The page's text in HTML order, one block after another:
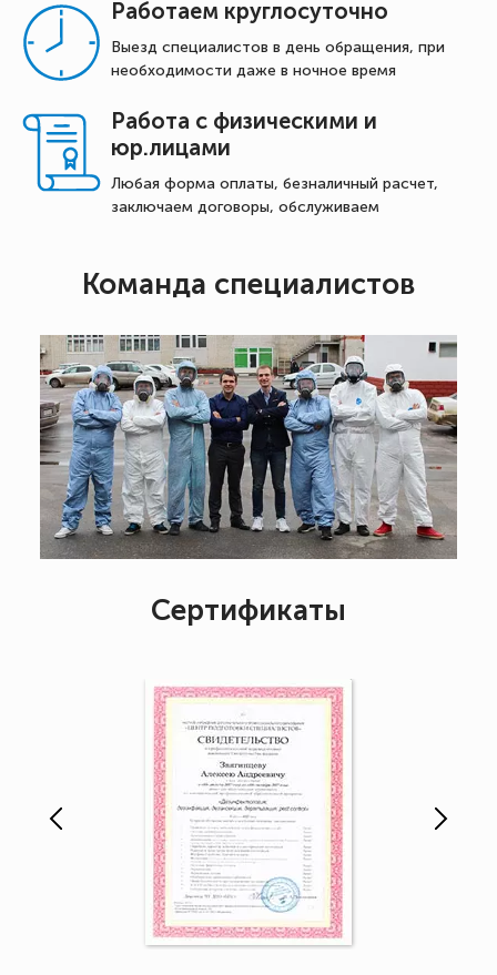
Работаем круглосуточно
Выезд специалистов в день обращения, при
необходимости даже в ночное время
Работа с физическими и
юр.лицами
Любая форма оплаты, безналичный расчет,
заключаем договоры, обслуживаем
Команда специалистов
Сертификаты